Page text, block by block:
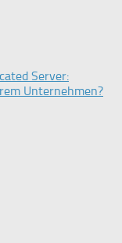
Server:
Unternehmen?